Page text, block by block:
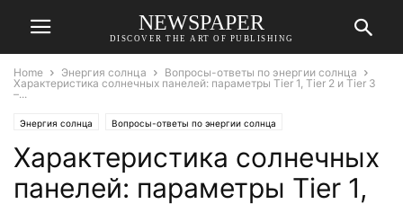
NEWSPAPER
DISCOVER THE ART OF PUBLISHING
Home Энергия солнца
Вопросы-ответы по энергии солнца
Характеристика солнечных панелей: параметры Тіеr 1, Тіеr 2 и Тіеr 3
–...
Энергия солнца Вопросы-ответы по энергии солнца
Характеристика солнечных
панелей: параметры Тіеr 1,